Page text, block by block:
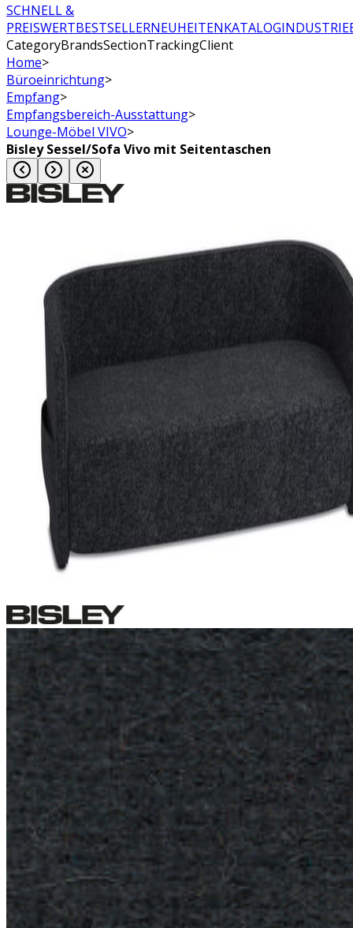
SCHNELL &
PREISWERTBESTSELLERNEUHEITENKATALOG
CategoryBrandsSectionTrackingClient
Home>
Büroeinrichtung>
Empfang>
Empfangsbereich-Ausstattung>
Lounge-Möbel VIVO>
Bisley Sessel/Sofa Vivo mit Seitentaschen